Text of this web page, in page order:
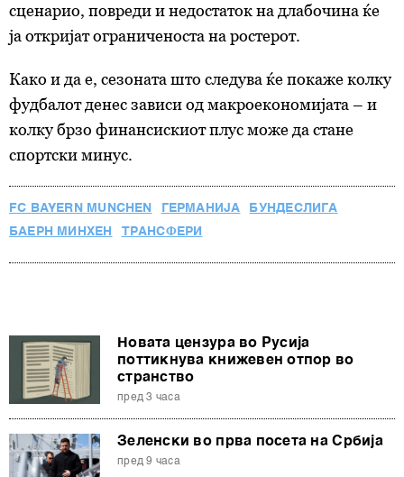
сценарио, повреди и недостаток на длабочина ќе
ја откријат ограниченоста на ростерот.
Како и да е, сезоната што следува ќе покаже колку
фудбалот денес зависи од макроекономијата – и
колку брзо финансискиот плус може да стане
спортски минус.
FC BAYERN MUNCHEN ГЕРМАНИЈА
БУНДЕСЛИГА
БАЕРН МИНХЕН
ТРАНСФЕРИ
Новата цензура во Русија
поттикнува книжевен отпор во
странство
пред 3 часа
Зеленски во прва посета на Србија
пред 9 часа